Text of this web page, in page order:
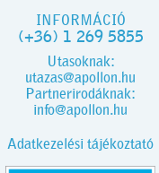
INFORMÁCIÓ
(+36) 1 269 5855
Utasoknak:
utazas@apollon.hu
Partnerirodáknak:
info@apollon.hu
Adatkezelési tájékoztató